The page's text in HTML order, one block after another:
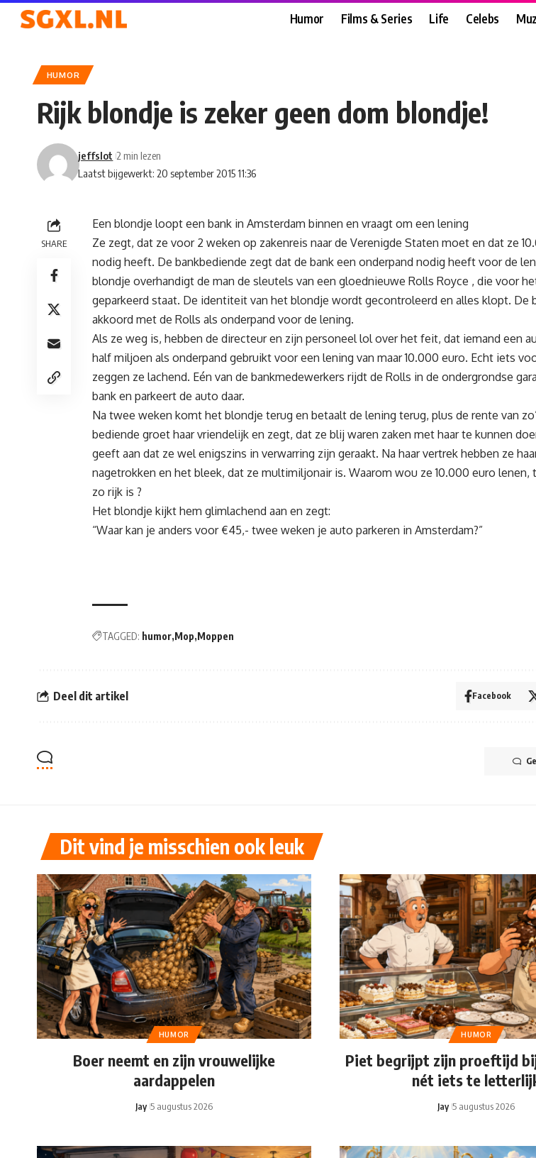
Humor Films & Series Life Celebs
HUMOR
Rijk blondje is zeker geen dom blondje!
Laatst bijgewerkt: 20 september 2015 11:36
jeffslot 2 min lezen
SHARE
Een blondje loopt een bank in Amsterdam binnen en vraagt om een lening
Ze zegt, dat ze voor 2 weken op zakenreis naar de Verenigde Staten moet en dat ze
nodig heeft. De bankbediende zegt dat de bank een onderpand nodig heeft voor de
blondje overhandigt de man de sleutels van een gloednieuwe Rolls Royce , die voor
geparkeerd staat. De identiteit van het blondje wordt gecontroleerd en alles klopt. De
akkoord met de Rolls als onderpand voor de lening.
Als ze weg is, hebben de directeur en zijn personeel lol over het feit, dat iemand een
half miljoen als onderpand gebruikt voor een lening van maar 10.000 euro. Echt iets
zeggen ze lachend. Eén van de bankmedewerkers rijdt de Rolls in de ondergrondse
bank en parkeert de auto daar.
Na twee weken komt het blondje terug en betaalt de lening terug, plus de rente van
bediende groet haar vriendelijk en zegt, dat ze blij waren zaken met haar te kunnen
geeft aan dat ze wel enigszins in verwarring zijn geraakt. Na haar vertrek hebben ze
nagetrokken en het bleek, dat ze multimiljonair is. Waarom wou ze 10.000 euro lenen,
zo rijk is ?
Het blondje kijkt hem glimlachend aan en zegt:
“Waar kan je anders voor €45,- twee weken je auto parkeren in Amsterdam?”
TAGGED: humor Mop Moppen
Deel dit artikel Facebook
Dit vind je misschien ook leuk
HUMOR
Boer neemt en zijn vrouwelijke
aardappelen
Jay 5 augustus 2026
HUMOR
Piet begrijpt zijn proeftijd
nét iets te
Jay 5 augustus 2026